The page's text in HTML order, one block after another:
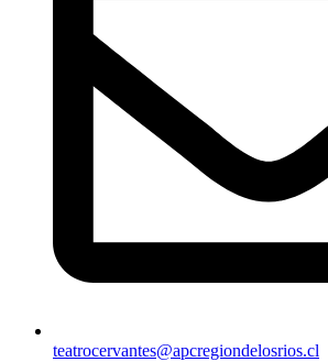
teatrocervantes@apcregiondelosrios.cl